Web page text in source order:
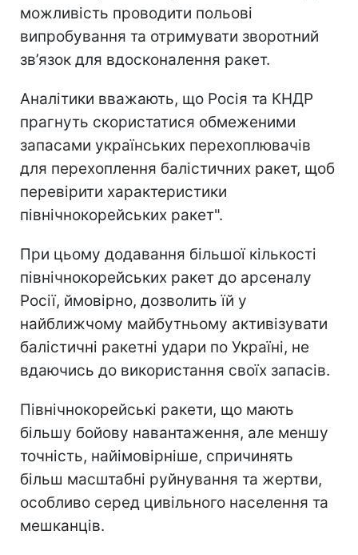
можливість проводити польові
випробування та отримувати зворотний
зв’язок для вдосконалення ракет.
Аналітики вважають, що Росія та КНДР
прагнуть скористатися обмеженими
запасами українських перехоплювачів
для перехоплення балістичних ракет, щоб
перевірити характеристики
північнокорейських ракет".
При цьому додавання більшої кількості
північнокорейських ракет до арсеналу
Росії, ймовірно, дозволить їй у
найближчому майбутньому активізувати
балістичні ракетні удари по Україні, не
вдаючись до використання своїх запасів.
Північнокорейські ракети, що мають
більшу бойову навантаження, але меншу
точність, найімовірніше, спричинять
більш масштабні руйнування та жертви,
особливо серед цивільного населення та
мешканців.